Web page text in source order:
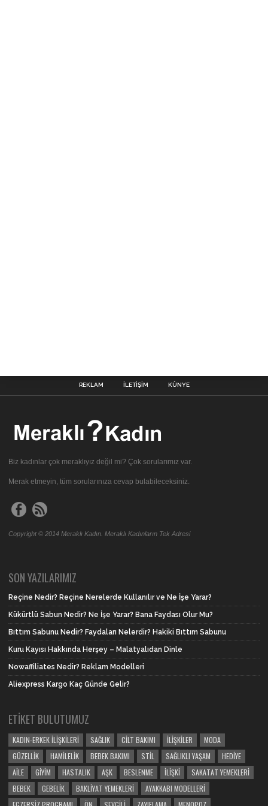
REKLAM İLETIŞIM KÜNYE
Biz kadınlar çok meraklıyız değil mi? Çok sorularımız var.
Merak etmeyin, tüm sorularınıza cevap bulabileceksiniz.
Copyright © 2014 Meraklı Kadın. Meraklı Kadınların Tek Adresi
SON YAZILARIMIZ
Reçine Nedir? Reçine Nerelerde Kullanılır ve Ne İşe Yarar?
Kükürtlü Sabun Nedir? Ne İşe Yarar? Bana Faydası Olur Mu?
Bıttım Sabunu Nedir? Faydaları Nelerdir? Hakiki Bıttım Sabunu
Kuru Kayısı Hakkında Herşey – Malatyalıdan Dinle
Nowaffiliates Nedir? Reklam Modelleri
Aliexpress Kargo Kaç Günde Gelir?
ETIKET BULUTUMUZ
KADIN-ERKEK İLIŞKILERI SAĞLIK CILT BAKIMI İLIŞKILER
MODA
GÜZELLIK
HAMILELIK BEBEK BAKIMI STIL SAĞLIKLI YAŞAM
HEDIYE
AILE
GIYIM HASTALIK AŞK BESLENME İLIŞKI
SAKATAT YEMEKLERI
BEBEK
GEBELIK BAKLIYAT YEMEKLERI
AYAKKABI MODELLERI